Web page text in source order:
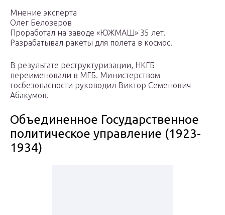
Мнение эксперта
Олег Белозеров
Проработал на заводе «ЮЖМАШ» 35 лет.
Разрабатывал ракеты для полета в космос.
В результате реструктуризации, НКГБ
переименовали в МГБ. Министерством
госбезопасности руководил Виктор Семенович
Абакумов.
Объединенное Государственное
политическое управление (1923-
1934)